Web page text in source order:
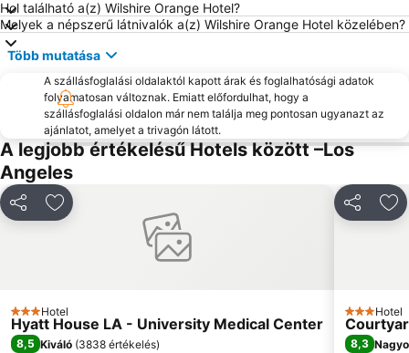
Hol található a(z) Wilshire Orange Hotel?
Melyek a népszerű látnivalók a(z) Wilshire Orange Hotel közelében?
Több mutatása
A szállásfoglalási oldalaktól kapott árak és foglalhatósági adatok
folyamatosan változnak. Emiatt előfordulhat, hogy a
szállásfoglalási oldalon már nem találja meg pontosan ugyanazt az
ajánlatot, amelyet a trivagón látott.
A legjobb értékelésű Hotels között –Los
Angeles
MegosztásHozzáadás a kedvencekhez
3 Kategória
Hotel
Hyatt House LA - University Medical Center
8,5 Kiváló (3838 értékelés)
Megosztás
3 Hotel
8,3